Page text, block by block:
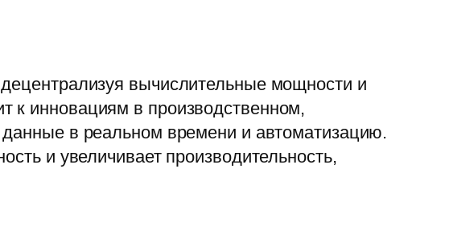
вычислительные мощности и
к инновациям в производственном,
данные в реальном времени и автоматизацию.
и увеличивает производительность,